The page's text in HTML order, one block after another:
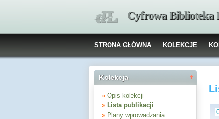
Cyfrowa Biblioteka
STRONA GŁÓWNA KOLEKCJE
Kolekcja
» Opis kolekcji
» Lista publikacji
» Plany wprowadzania